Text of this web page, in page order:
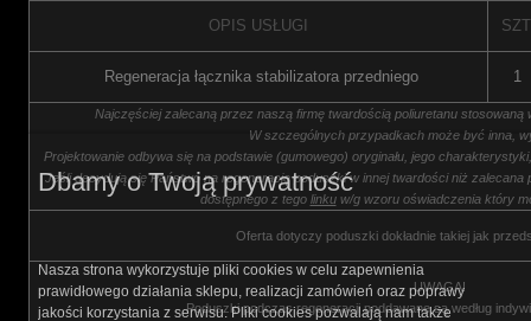
OPIS USŁUGI
Regeneracja łącznika stabilizatora przedniego 1
Najczęściej zalecaną przez naszą firmę twardością poliuretanu stosowaną
W szczególnych przypadkach może być inna,
Projektowanie odbywa się na podstawie (gumowego) oryginału, jego
Jeśli decydują się Państwo na regenerację poduszki w innej twardości niż zalecana
dostępnego z tego linkuw/g wzoru oświadczenia który
Oferta dotyczy poduszki dokładnie takiej jak
UWAGA!
Poduszki podczas regeneracji poddawane są według
Dbamy o Twoją prywatność
Nasza strona wykorzystuje pliki cookies w celu zapewnienia
prawidłowego działania sklepu, realizacji zamówień oraz poprawy
jakości korzystania z serwisu. Pliki cookies pozwalają nam także